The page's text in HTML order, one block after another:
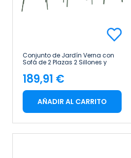
Conjunto de Jardín Verna con
Sofá de 2 Plazas 2 Sillones y
Textilene 7house
Precio
189,91 €
AÑADIR AL CARRITO